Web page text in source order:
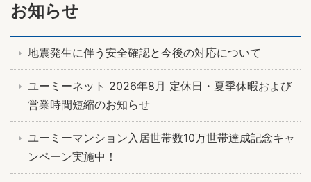
お知らせ
地震発生に伴う安全確認と今後の対応について
ユーミーネット 2026年8月 定休日・夏季休暇および
営業時間短縮のお知らせ
ユーミーマンション入居世帯数10万世帯達成記念キャ
ンペーン実施中！